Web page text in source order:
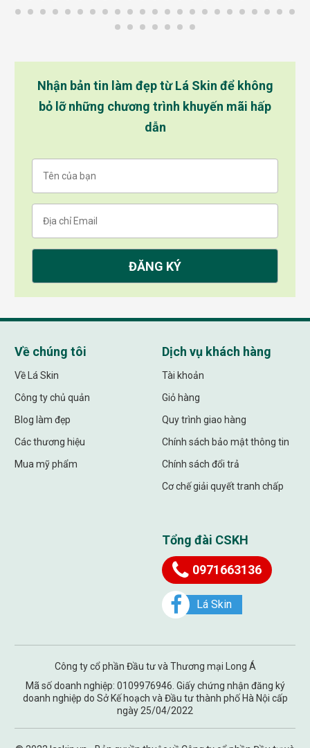
Nhận bản tin làm đẹp từ Lá Skin để không
bỏ lỡ những chương trình khuyến mãi hấp
dẫn
Về chúng tôi
Về Lá Skin
Công ty chủ quản
Blog làm đẹp
Các thương hiệu
Mua mỹ phẩm
Dịch vụ khách hàng
Tài khoản
Giỏ hàng
Quy trình giao hàng
Chính sách bảo mật thông tin
Chính sách đổi trả
Cơ chế giải quyết tranh chấp
Tổng đài CSKH
0971663136
Lá Skin
Công ty cổ phần Đầu tư và Thương mại Long Á
Mã số doanh nghiệp: 0109976946. Giấy chứng nhận đăng ký
doanh nghiệp do Sở Kế hoạch và Đầu tư thành phố Hà Nội cấp
ngày 25/04/2022